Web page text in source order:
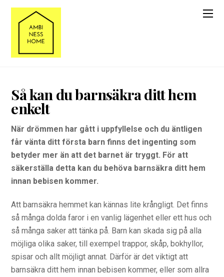
Så kan du barnsäkra ditt hem
enkelt
När drömmen har gått i uppfyllelse och du äntligen
får vänta ditt första barn finns det ingenting som
betyder mer än att det barnet är tryggt. För att
säkerställa detta kan du behöva barnsäkra ditt hem
innan bebisen kommer.
Att barnsäkra hemmet kan kännas lite krångligt. Det finns
så många dolda faror i en vanlig lägenhet eller ett hus och
så många saker att tänka på. Barn kan skada sig på alla
möjliga olika saker, till exempel trappor, skåp, bokhyllor,
spisar och allt möjligt annat. Därför är det viktigt att
barnsäkra ditt hem innan bebisen kommer, eller som allra